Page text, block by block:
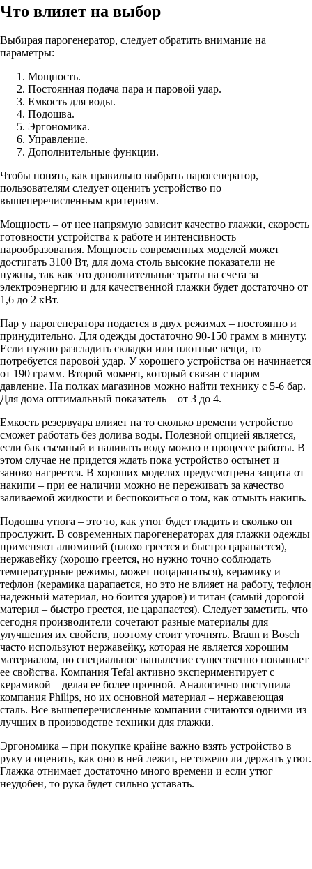
Что влияет на выбор
Выбирая парогенератор, следует обратить внимание на
параметры:
Мощность.
Постоянная подача пара и паровой удар.
Емкость для воды.
Подошва.
Эргономика.
Управление.
Дополнительные функции.
Чтобы понять, как правильно выбрать парогенератор,
пользователям следует оценить устройство по
вышеперечисленным критериям.
Мощность – от нее напрямую зависит качество глажки, скорость
готовности устройства к работе и интенсивность
парообразования. Мощность современных моделей может
достигать 3100 Вт, для дома столь высокие показатели не
нужны, так как это дополнительные траты на счета за
электроэнергию и для качественной глажки будет достаточно от
1,6 до 2 кВт.
Пар у парогенератора подается в двух режимах – постоянно и
принудительно. Для одежды достаточно 90-150 грамм в минуту.
Если нужно разгладить складки или плотные вещи, то
потребуется паровой удар. У хорошего устройства он начинается
от 190 грамм. Второй момент, который связан с паром –
давление. На полках магазинов можно найти технику с 5-6 бар.
Для дома оптимальный показатель – от 3 до 4.
Емкость резервуара влияет на то сколько времени устройство
сможет работать без долива воды. Полезной опцией является,
если бак съемный и наливать воду можно в процессе работы. В
этом случае не придется ждать пока устройство остынет и
заново нагреется. В хороших моделях предусмотрена защита от
накипи – при ее наличии можно не переживать за качество
заливаемой жидкости и беспокоиться о том, как отмыть накипь.
Подошва утюга – это то, как утюг будет гладить и сколько он
прослужит. В современных парогенераторах для глажки одежды
применяют алюминий (плохо греется и быстро царапается),
нержавейку (хорошо греется, но нужно точно соблюдать
температурные режимы, может поцарапаться), керамику и
тефлон (керамика царапается, но это не влияет на работу, тефлон
надежный материал, но боится ударов) и титан (самый дорогой
материл – быстро греется, не царапается). Следует заметить, что
сегодня производители сочетают разные материалы для
улучшения их свойств, поэтому стоит уточнять. Braun и Bosch
часто используют нержавейку, которая не является хорошим
материалом, но специальное напыление существенно повышает
ее свойства. Компания Tefal активно экспериментирует с
керамикой – делая ее более прочной. Аналогично поступила
компания Philips, но их основной материал – нержавеющая
сталь. Все вышеперечисленные компании считаются одними из
лучших в производстве техники для глажки.
Эргономика – при покупке крайне важно взять устройство в
руку и оценить, как оно в ней лежит, не тяжело ли держать утюг.
Глажка отнимает достаточно много времени и если утюг
неудобен, то рука будет сильно уставать.